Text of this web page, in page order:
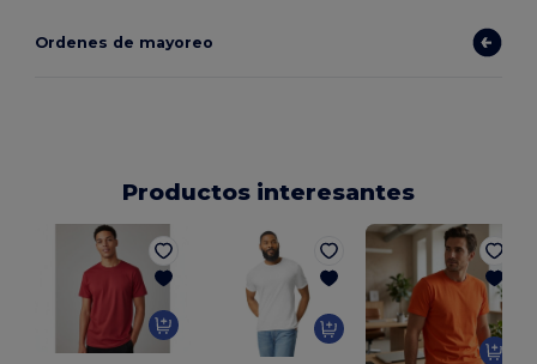
Ordenes de mayoreo
Productos interesantes